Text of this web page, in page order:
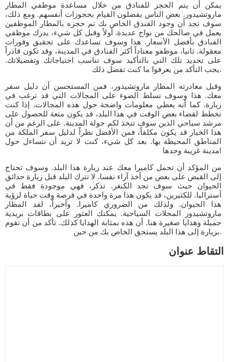
يمكن أن يتم الحجز للفنادق من خلال مساعدة موظفي المطار
ماروتشيدور. بعض الناس يفضلون القيام بحجوزات أنفسهم. ومع ذلك،
سوف تجد أن وجود الفندق الخاص بك تم حجزه بالمطار الموظفين
يعمل في صالحك من نواح عديدة. أولاً وقبل كل شيء، يدرك موظفي
الفنادق بأفضل الأسعار. هذا وسوف تساعدك على تحقيق وفورات
معقولة. ثانيا، موظفو معتاداً أكثر الفنادق في المدينة، وقد تكون قادراً
على تحديد تلك التي بالتأكيد سوف تناسب احتياجاتك وتفضيلاتك.
يجب التأكد من يعرفوا ما كنت تفضل ذلك.
وقبل مغادرته المطار ماروتشيدور، فمن المستحسن أن دليل سفر
معك. هذا وسوف تسلط الضوء على المجالات التي قد ترغب في
زيارة. كما أنه يعطي معلومات واضحة حول هذه المجالات. إذا كنت
تخطط لقضاء بعض الوقت في هذا البلد، قد يكون متعة للحصول على
مرشد سياحي الذين سوف تتخذ لكم جولة المدينة. على الرغم من أن
هذا الخيار قد يكون مكلفاً، فمن الأفضل نظراً لدليل سفر الملكة من
المناطق المحيطة بها. بعد كل شيء، كنت لا تريد أن نتساءل حول
مدينة غريبة وحدها!
من المؤكد أن تحمل كاميرا معك عند زيارة هذا البلد. وسوف تحتاج
إلى القبض على بعض من أخذ آراء نفسا. لا تترك البلد قبل زيارة حدائق
الحيوان حيث سوف تجد الكنغر. تذكر، فهي موجودة فقط في
أستراليا. للكثيرين، قد يكون هذا مرة واحدة في فرصة وقت حياة لرؤية
هذا الحيوان. ولذلك من الضروري كاميرا. وأخيراً، لقد المطار
ماروتشيدور المحلات السياحية. يمكنك العثور على بطاقات بريدية
جميلة وهدايا صغيرة هنا. أن هذه بمثابة الهدايا كذلك. تأكد من أن تقوم
بزيارة إلى هذا البلد يستحق الخاص بك من حين.
التقاط عنوان